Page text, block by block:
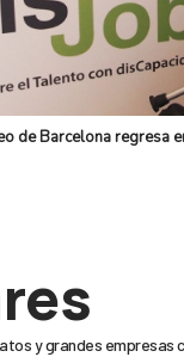
de Barcelona regresa
y grandes empresas